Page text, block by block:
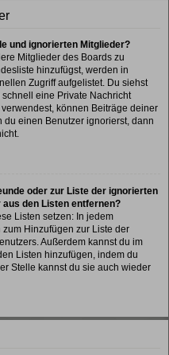
und ignorierten Mitglieder?
Mitglieder des Boards zu
hinzufügst, werden in
Zugriff aufgelistet. Du siehst
eine Private Nachricht
können Beiträge deiner
einen Benutzer ignorierst, dann
oder zur Liste der ignorierten
den Listen entfernen?
Listen setzen: In jedem
Hinzufügen zur Liste der
Außerdem kannst du im
Listen hinzufügen, indem du
Stelle kannst du sie auch wieder